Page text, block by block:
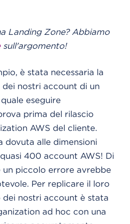
Landing Zone? Abbiamo
sull'argomento!
è stata necessaria la
dei nostri account di un
eseguire
prima del rilascio
AWS del cliente.
dovuta alle dimensioni
400 account AWS! Di
un piccolo errore avrebbe
Per replicare il loro
dei nostri account è stata
ad hoc con una